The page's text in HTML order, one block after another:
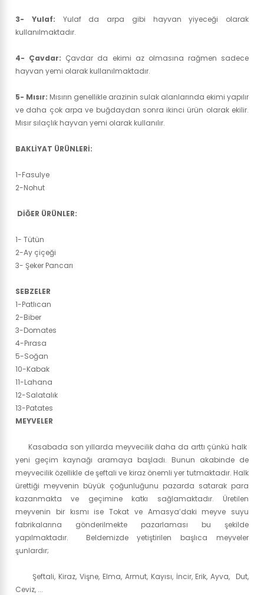
3- Yulaf: Yulaf da arpa gibi hayvan yiyeceği olarak
kullanılmaktadır.
4- Çavdar: Çavdar da ekimi az olmasına rağmen sadece
hayvan yemi olarak kullanılmaktadır.
5- Mısır: Mısırın genellikle arazinin sulak alanlarında ekimi yapılır
ve daha çok arpa ve buğdaydan sonra ikinci ürün olarak ekilir.
Mısır sılaçlık hayvan yemi olarak kullanılır.
BAKLİYAT ÜRÜNLERİ:
1-Fasulye
2-Nohut
DİĞER ÜRÜNLER:
1- Tütün
2-Ay çiçeği
3- Şeker Pancarı
SEBZELER
1-Patlıcan
2-Biber
3-Domates
4-Pırasa
5-Soğan
10-Kabak
11-Lahana
12-Salatalık
13-Patates
MEYVELER
Kasabada son yıllarda meyvecilik daha da arttı çünkü halk
yeni geçim kaynağı aramaya başladı. Bunun akabinde de
meyvecilik özellikle de şeftali ve kiraz önemli yer tutmaktadır. Halk
ürettiği meyvenin büyük çoğunluğunu pazarda satarak para
kazanmakta ve geçimine katkı sağlamaktadır. Üretilen
meyvenin bir kısmı ise Tokat ve Amasya’daki meyve suyu
fabrikalarına gönderilmekte pazarlaması bu şekilde
yapılmaktadır. Beldemizde yetiştirilen başlıca meyveler
şunlardır;
Şeftali, Kiraz, Vişne, Elma, Armut, Kayısı, İncir, Erik, Ayva, Dut,
Ceviz, ...